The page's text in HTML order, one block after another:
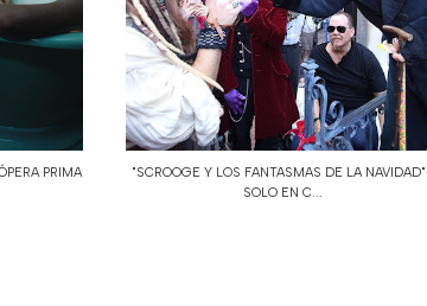
PRIMA
"SCROOGE Y LOS FANTASMAS DE LA
SOLO EN C...